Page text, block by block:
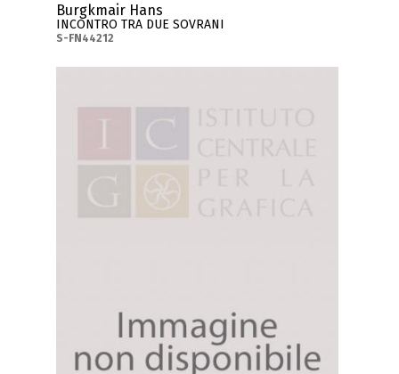
Burgkmair Hans
INCONTRO TRA DUE SOVRANI
S-FN44212